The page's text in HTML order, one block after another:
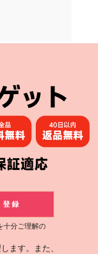
購読
登録する
登録
十分ご理解の
ます。また、